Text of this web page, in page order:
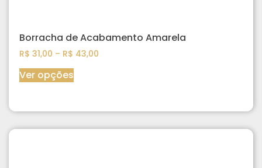
Borracha de Acabamento Amarela
R$ 31,00 – R$ 43,00
Ver opções